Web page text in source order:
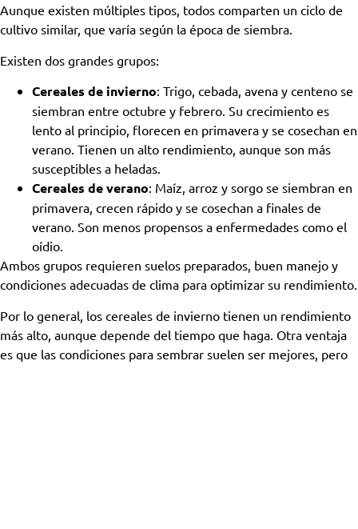
Aunque existen múltiples tipos, todos comparten un ciclo de
cultivo similar, que varía según la época de siembra.
Existen dos grandes grupos:
Cereales de invierno: Trigo, cebada, avena y centeno se
siembran entre octubre y febrero. Su crecimiento es
lento al principio, florecen en primavera y se cosechan en
verano. Tienen un alto rendimiento, aunque son más
susceptibles a heladas.
Cereales de verano: Maíz, arroz y sorgo se siembran en
primavera, crecen rápido y se cosechan a finales de
verano. Son menos propensos a enfermedades como el
oídio.
Ambos grupos requieren suelos preparados, buen manejo y
condiciones adecuadas de clima para optimizar su rendimiento.
Por lo general, los cereales de invierno tienen un rendimiento
más alto, aunque depende del tiempo que haga. Otra ventaja
es que las condiciones para sembrar suelen ser mejores, pero